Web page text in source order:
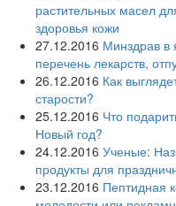
растительных масел
здоровья кожи
27.12.2016 Минздрав в
перечень лекарств,
26.12.2016 Как
старости?
25.12.2016 Что
Новый год?
24.12.2016 Ученые:
продукты для
23.12.2016 Пептидная